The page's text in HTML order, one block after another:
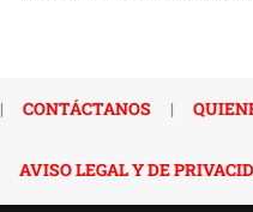
| CONTÁCTANOS |
AVISO LEGAL Y DE